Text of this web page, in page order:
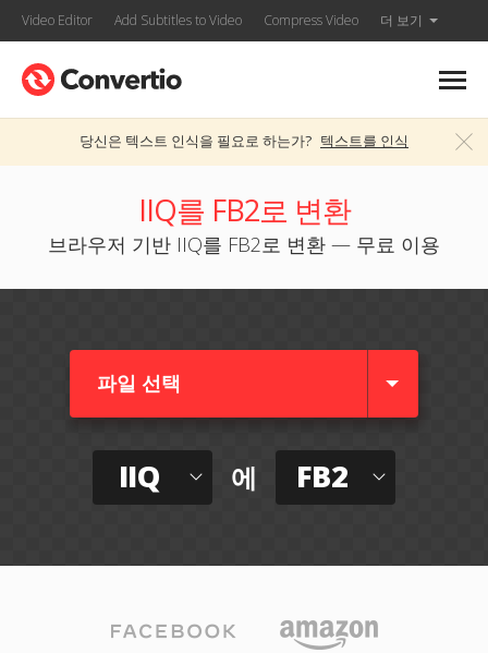
Video Editor Add Subtitles to Video Compress Video 더 보기
당신은 텍스트 인식을 필요로 하는가? 텍스트를 인식
IIQ를 FB2로 변환
브라우저 기반 IIQ를 FB2로 변환 — 무료 이용
파일 선택
IIQ 에 FB2